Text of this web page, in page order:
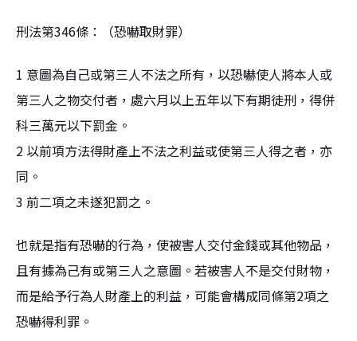
刑法第346條：（恐嚇取財罪）
1 意圖為自己或第三人不法之所有，以恐嚇使人將本人或
第三人之物交付者，處六月以上五年以下有期徒刑，得併
科三萬元以下罰金。
2 以前項方法得財產上不法之利益或使第三人得之者，亦
同。
3 前二項之未遂犯罰之。
也就是指有恐嚇的行為，使被害人交付金錢或其他物品，
且有據為己有或第三人之意圖。若被害人不是交付財物，
而是給予行為人財產上的利益，可能會構成同條第2項之
恐嚇得利罪。